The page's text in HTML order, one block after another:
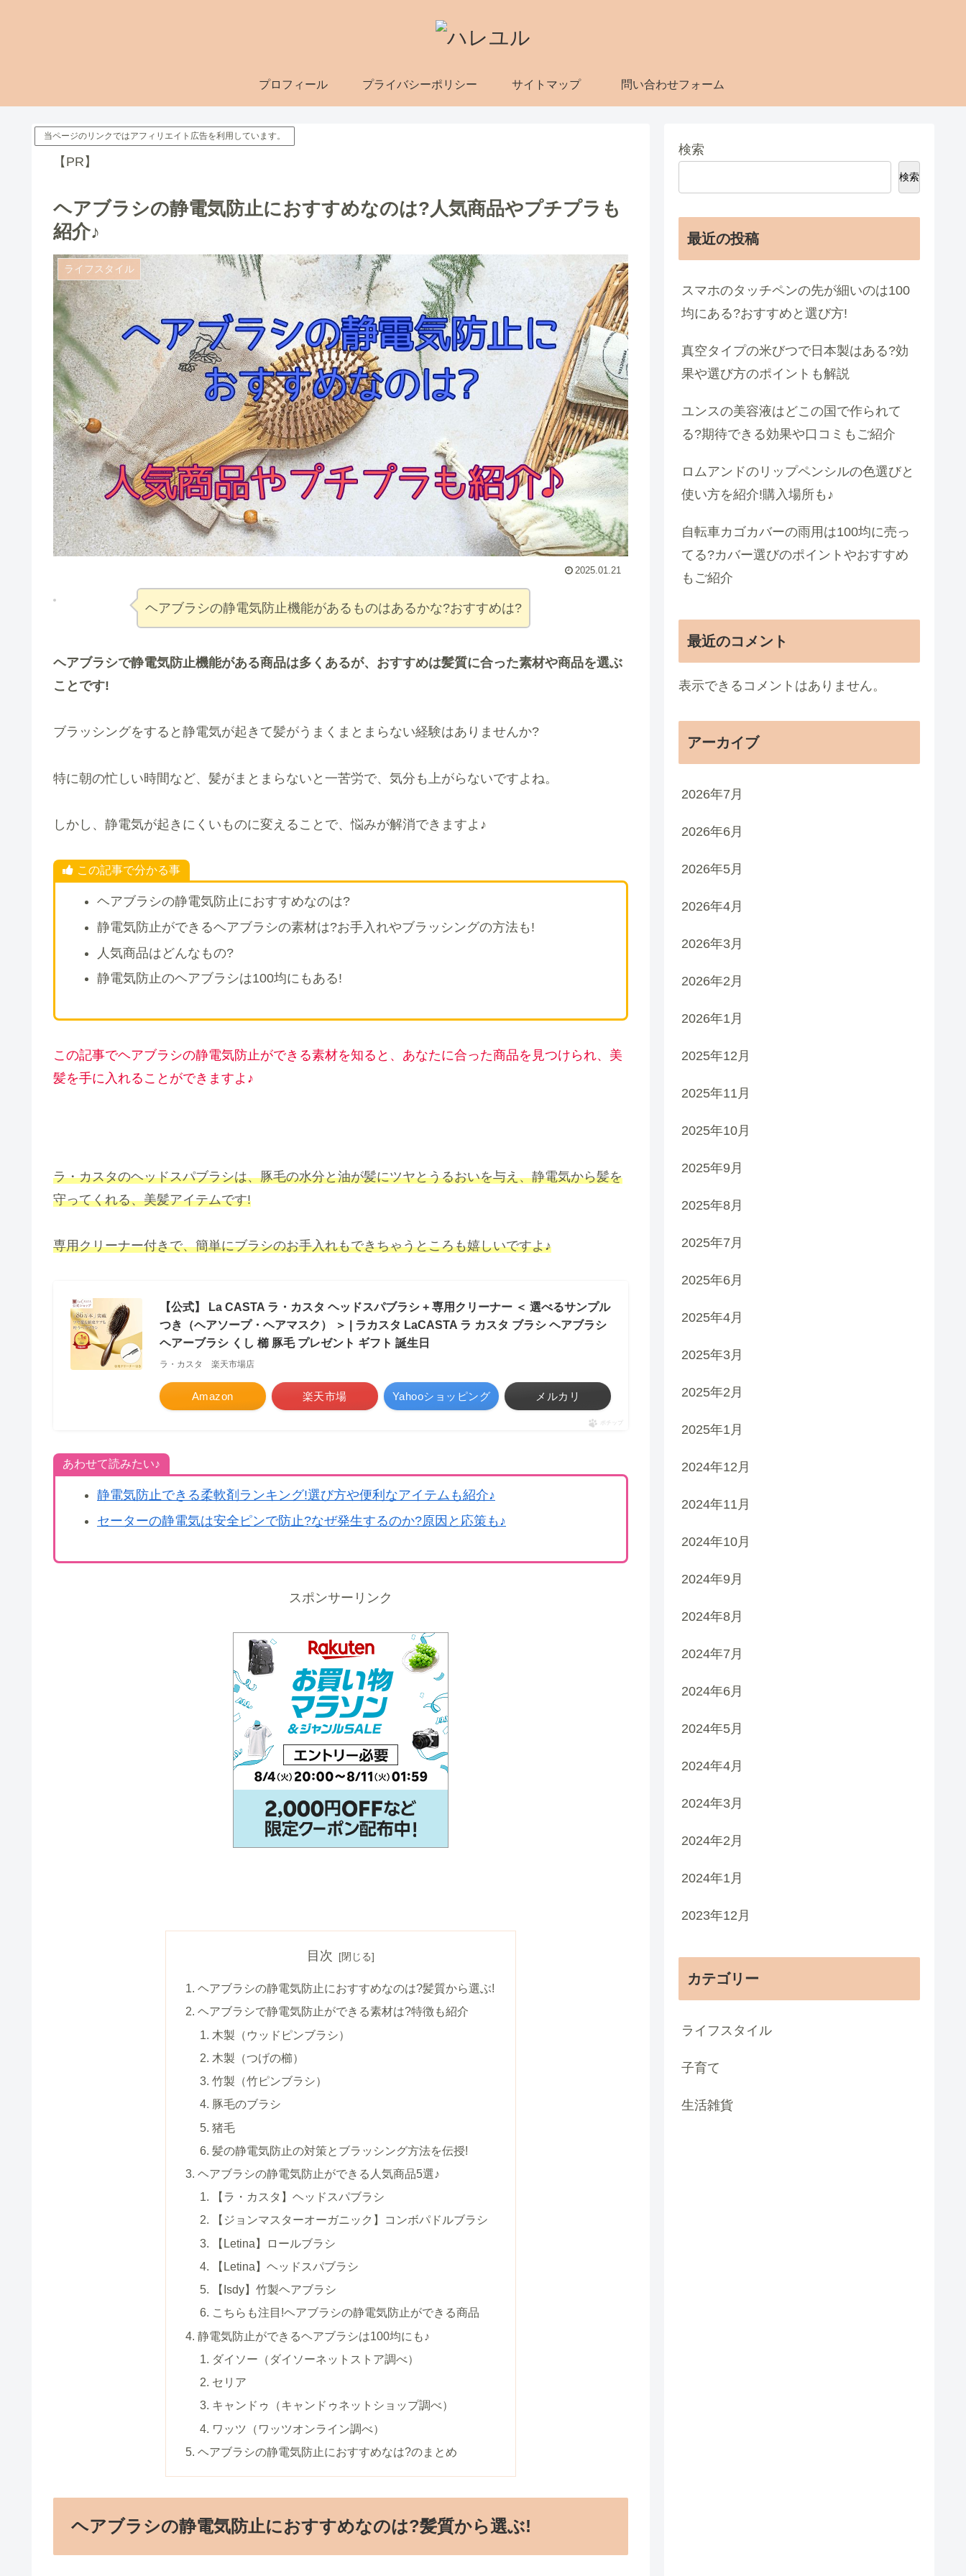
プロフィール プライバシーポリシー サイトマップ 問い合わせフォーム
当ページのリンクではアフィリエイト広告を利用しています。
【PR】
ヘアブラシの静電気防止におすすめなのは?人気商品やプチプラも
紹介♪
ライフスタイル
2025.01.21
ヘアブラシの静電気防止機能があるものはあるかな?おすすめは?
ヘアブラシで静電気防止機能がある商品は多くあるが、おすすめは髪質に合った素材や商品を選ぶ
ことです!
ブラッシングをすると静電気が起きて髪がうまくまとまらない経験はありませんか?
特に朝の忙しい時間など、髪がまとまらないと一苦労で、気分も上がらないですよね。
しかし、静電気が起きにくいものに変えることで、悩みが解消できますよ♪
この記事で分かる事
ヘアブラシの静電気防止におすすめなのは?
静電気防止ができるヘアブラシの素材は?お手入れやブラッシングの方法も!
人気商品はどんなもの?
静電気防止のヘアブラシは100均にもある!
この記事でヘアブラシの静電気防止ができる素材を知ると、あなたに合った商品を見つけられ、美
髪を手に入れることができますよ♪
ラ・カスタのヘッドスパブラシは、豚毛の水分と油が髪にツヤとうるおいを与え、静電気から髪を
守ってくれる、美髪アイテムです!
専用クリーナー付きで、簡単にブラシのお手入れもできちゃうところも嬉しいですよ♪
【公式】 La CASTA ラ・カスタ ヘッドスパブラシ + 専用クリーナー ＜ 選べるサンプル
つき（ヘアソープ・ヘアマスク） ＞ | ラカスタ LaCASTA ラ カスタ ブラシ ヘアブラシ
ヘアーブラシ くし 櫛 豚毛 プレゼント ギフト 誕生日
ラ・カスタ 楽天市場店
Amazon 楽天市場 Yahooショッピング メルカリ
ポチップ
あわせて読みたい♪
静電気防止できる柔軟剤ランキング!選び方や便利なアイテムも紹介♪
セーターの静電気は安全ピンで防止?なぜ発生するのか?原因と応策も♪
スポンサーリンク
目次
ヘアブラシの静電気防止におすすめなのは?髪質から選ぶ!
ヘアブラシで静電気防止ができる素材は?特徴も紹介
木製（ウッドピンブラシ）
木製（つげの櫛）
竹製（竹ピンブラシ）
豚毛のブラシ
猪毛
髪の静電気防止の対策とブラッシング方法を伝授!
ヘアブラシの静電気防止ができる人気商品5選♪
【ラ・カスタ】ヘッドスパブラシ
【ジョンマスターオーガニック】コンボパドルブラシ
【Letina】ロールブラシ
【Letina】ヘッドスパブラシ
【Isdy】竹製ヘアブラシ
こちらも注目!ヘアブラシの静電気防止ができる商品
静電気防止ができるヘアブラシは100均にも♪
ダイソー（ダイソーネットストア調べ）
セリア
キャンドゥ（キャンドゥネットショップ調べ）
ワッツ（ワッツオンライン調べ）
ヘアブラシの静電気防止におすすめなは?のまとめ
ヘアブラシの静電気防止におすすめなのは?髪質から選ぶ!
検索
検索
最近の投稿
スマホのタッチペンの先が細いのは100
均にある?おすすめと選び方!
真空タイプの米びつで日本製はある?効
果や選び方のポイントも解説
ユンスの美容液はどこの国で作られて
る?期待できる効果や口コミもご紹介
ロムアンドのリップペンシルの色選びと
使い方を紹介!購入場所も♪
自転車カゴカバーの雨用は100均に売っ
てる?カバー選びのポイントやおすすめ
もご紹介
最近のコメント
表示できるコメントはありません。
アーカイブ
2026年7月
2026年6月
2026年5月
2026年4月
2026年3月
2026年2月
2026年1月
2025年12月
2025年11月
2025年10月
2025年9月
2025年8月
2025年7月
2025年6月
2025年4月
2025年3月
2025年2月
2025年1月
2024年12月
2024年11月
2024年10月
2024年9月
2024年8月
2024年7月
2024年6月
2024年5月
2024年4月
2024年3月
2024年2月
2024年1月
2023年12月
カテゴリー
ライフスタイル
子育て
生活雑貨